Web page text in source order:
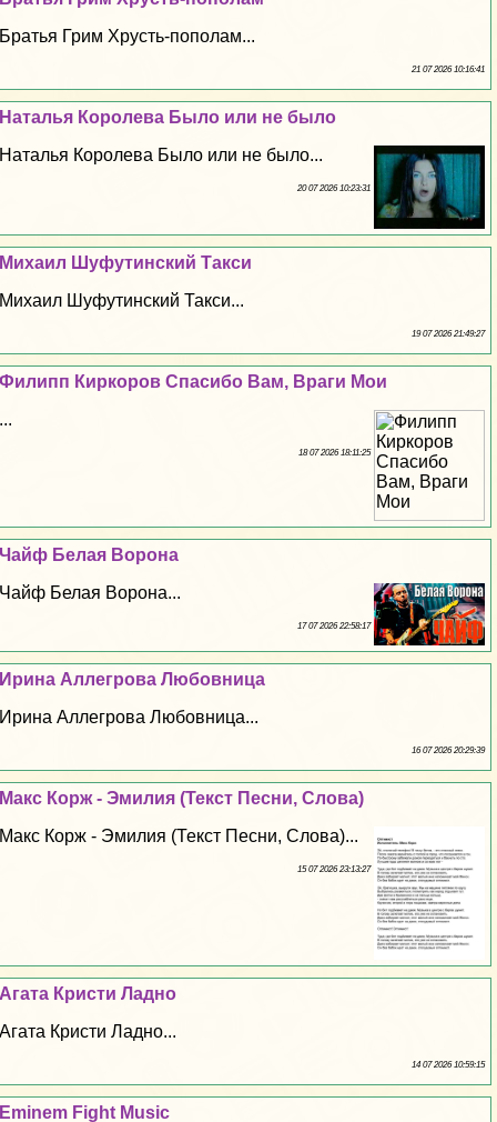
Братья Грим Хрусть-пополам...
21 07 2026 10:16:41
Наталья Королева Было или не было
Наталья Королева Было или не было...
20 07 2026 10:23:31
Михаил Шуфутинский Такси
Михаил Шуфутинский Такси...
19 07 2026 21:49:27
Филипп Киркоров Спасибо Вам, Враги Мои
...
18 07 2026 18:11:25
Чайф Белая Ворона
Чайф Белая Ворона...
17 07 2026 22:58:17
Ирина Аллегрова Любовница
Ирина Аллегрова Любовница...
16 07 2026 20:29:39
Макс Корж - Эмилия (Текст Песни, Слова)
Макс Корж - Эмилия (Текст Песни, Слова)...
15 07 2026 23:13:27
Агата Кристи Ладно
Агата Кристи Ладно...
14 07 2026 10:59:15
Eminem Fight Music